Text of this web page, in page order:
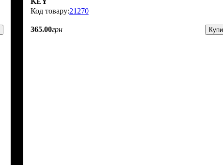
21270
365.00грн